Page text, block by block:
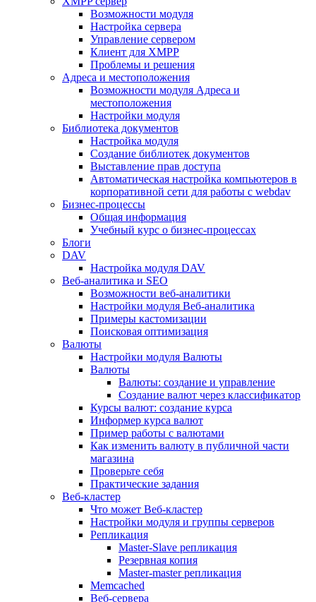
Возможности модуля
Настройка сервера
Управление сервером
Клиент для XMPP
Проблемы и решения
Адреса и местоположения
Возможности модуля Адреса и
местоположения
Настройки модуля
Библиотека документов
Настройка модуля
Создание библиотек документов
Выставление прав доступа
Автоматическая настройка компьютеров в
корпоративной сети для работы с webdav
Бизнес-процессы
Общая информация
Учебный курс о бизнес-процессах
Блоги
DAV
Настройка модуля DAV
Веб-аналитика и SEO
Возможности веб-аналитики
Настройки модуля Веб-аналитика
Примеры кастомизации
Поисковая оптимизация
Валюты
Настройки модуля Валюты
Валюты
Валюты: создание и управление
Создание валют через классификатор
Курсы валют: создание курса
Информер курса валют
Пример работы с валютами
Как изменить валюту в публичной части
магазина
Проверьте себя
Практические задания
Веб-кластер
Что может Веб-кластер
Настройки модуля и группы серверов
Репликация
Master-Slave репликация
Резервная копия
Master-master репликация
Memcached
Веб-сервера